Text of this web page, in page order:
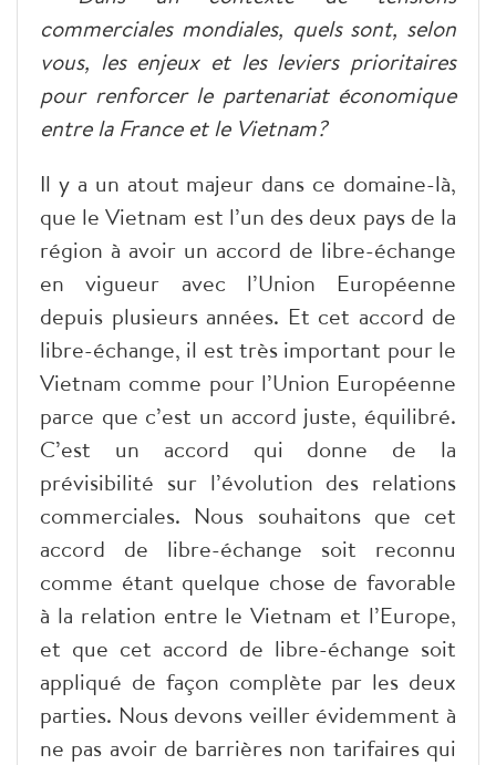
commerciales mondiales, quels sont, selon
vous, les enjeux et les leviers prioritaires
pour renforcer le partenariat économique
entre la France et le Vietnam?
Il y a un atout majeur dans ce domaine-là,
que le Vietnam est l’un des deux pays de la
région à avoir un accord de libre-échange
en vigueur avec l’Union Européenne
depuis plusieurs années. Et cet accord de
libre-échange, il est très important pour le
Vietnam comme pour l’Union Européenne
parce que c’est un accord juste, équilibré.
C’est un accord qui donne de la
prévisibilité sur l’évolution des relations
commerciales. Nous souhaitons que cet
accord de libre-échange soit reconnu
comme étant quelque chose de favorable
à la relation entre le Vietnam et l’Europe,
et que cet accord de libre-échange soit
appliqué de façon complète par les deux
parties. Nous devons veiller évidemment à
ne pas avoir de barrières non tarifaires qui